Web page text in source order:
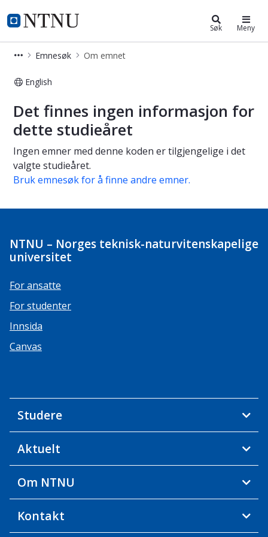
NTNU Hjemmeside
Studier Søk Meny
Emnesøk Om emnet
English
Om emnet
Det finnes ingen informasjon for
dette studieåret
Ingen emner med denne koden er tilgjengelige i det
valgte studieåret.
Bruk emnesøk for å finne andre emner.
NTNU – Norges teknisk-naturvitenskapelige
universitet
For ansatte
For studenter
Innsida
Canvas
Studere
Aktuelt
Om NTNU
Kontakt